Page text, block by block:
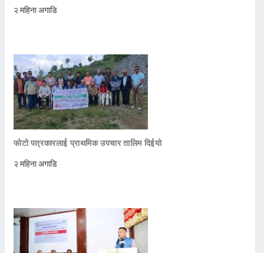
२ महिना अगाडि
फोटो पत्रकारलाई प्राथमिक उपचार तालिम दिईयो
२ महिना अगाडि